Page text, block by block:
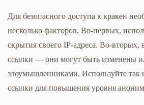
Для безопасного доступа к кракен
несколько факторов. Во-первых,
скрытия своего IP-адреса. Во-вторых,
ссылки — они могут быть изменены
злоумышленниками. Используйте так
ссылки для повышения уровня